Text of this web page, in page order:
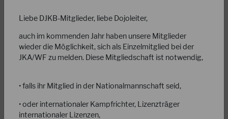
Thailand, seinen 70.Geburtstag. Omura Sensei, JKA
WEITERLESEN
Liebe DJKB-Mitglieder, liebe Dojoleiter,
auch im kommenden Jahr haben unsere Mitglieder
wieder die Möglichkeit, sich als Einzelmitglied bei der
JKA/WF zu melden. Diese Mitgliedschaft ist notwendig,
• falls ihr Mitglied in der Nationalmannschaft seid,
• oder internationaler Kampfrichter, Lizenzträger
internationaler Lizenzen,